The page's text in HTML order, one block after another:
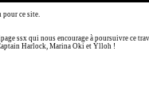
pour ce site.
ssx qui nous encourage à poursuivre ce
Harlock, Marina Oki et Ylloh !